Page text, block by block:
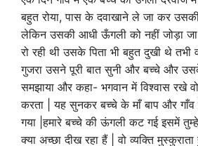
बहुत रोया, पास के दवाखाने ले जा कर
लेकिन उसकी आधी ऊँगली को नहीं जोड़ा
रो रही थी उसके पिता भी बहुत दुखी थे तभी
गुजरा उसने पूरी बात सुनी और बच्चे और
समझाया और कहा- भगवान में विश्वास रखे
करता | यह सुनकर बच्चे के माँ बाप और
गया |हमारे बच्चे की ऊंगली कट गई इसमें
क्या अच्छा दीख रहा हैं | वो व्यक्ति